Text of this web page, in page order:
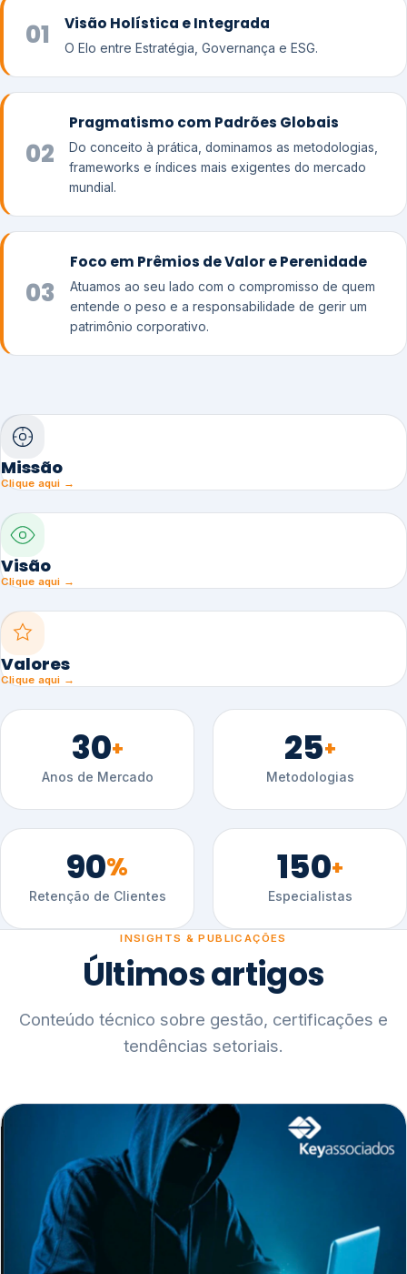
01 Visão Holística e Integrada
O Elo entre Estratégia, Governança e ESG.
02
Pragmatismo com Padrões Globais
Do conceito à prática, dominamos as metodologias,
frameworks e índices mais exigentes do mercado
mundial.
03
Foco em Prêmios de Valor e Perenidade
Atuamos ao seu lado com o compromisso de quem
entende o peso e a responsabilidade de gerir um
patrimônio corporativo.
Missão
Clique aqui →
Visão
Clique aqui →
Valores
Clique aqui →
30+
Anos de Mercado
25+
Metodologias
90%
Retenção de Clientes
150+
Especialistas
INSIGHTS & PUBLICAÇÕES
Últimos artigos
Conteúdo técnico sobre gestão, certificações e
tendências setoriais.